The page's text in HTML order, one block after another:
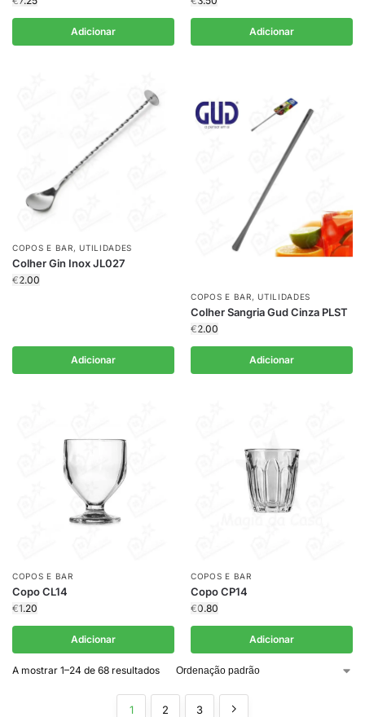
Adicionar Adicionar
COPOS E BAR,UTILIDADES
Colher Gin Inox JL027
€2.00
Adicionar
COPOS E BAR,UTILIDADES
Colher Sangria Gud Cinza PLST
€2.00
Adicionar
COPOS E BAR
Copo CL14
€1.20
Adicionar
COPOS E BAR
Copo CP14
€0.80
Adicionar
A mostrar 1–24 de 68 resultados
1 2 3